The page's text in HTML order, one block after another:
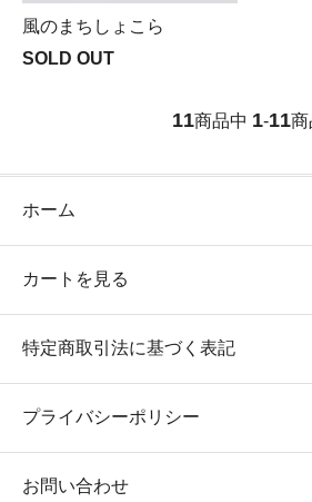
風のまちしょこら
SOLD OUT
11商品中 1-11商
ホーム
カートを見る
特定商取引法に基づく表記
プライバシーポリシー
お問い合わせ